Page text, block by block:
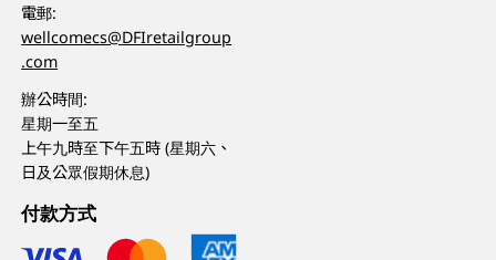
電郵:
wellcomecs@DFIretailgroup
.com
辦公時間:
星期一至五
上午九時至下午五時 (星期六、
日及公眾假期休息)
付款方式